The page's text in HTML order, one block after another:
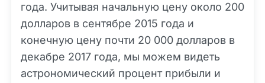
года. Учитывая начальную цену около 200
долларов в сентябре 2015 года и
конечную цену почти 20 000 долларов в
декабре 2017 года, мы можем видеть
астрономический процент прибыли и